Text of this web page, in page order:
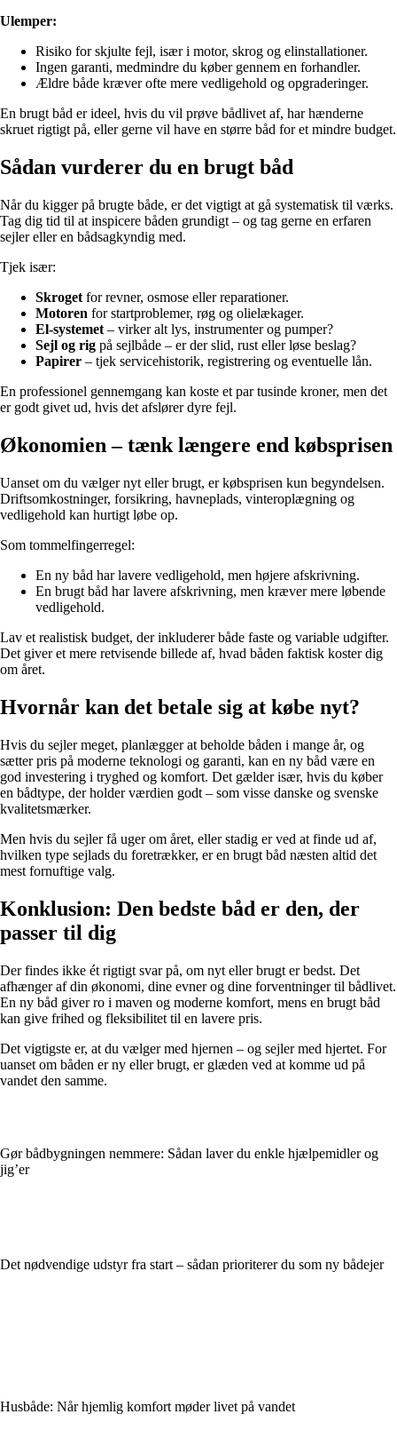
Ulemper:
Risiko for skjulte fejl, især i motor, skrog og elinstallationer.
Ingen garanti, medmindre du køber gennem en forhandler.
Ældre både kræver ofte mere vedligehold og opgraderinger.
En brugt båd er ideel, hvis du vil prøve bådlivet af, har hænderne
skruet rigtigt på, eller gerne vil have en større båd for et mindre budget.
Sådan vurderer du en brugt båd
Når du kigger på brugte både, er det vigtigt at gå systematisk til værks.
Tag dig tid til at inspicere båden grundigt – og tag gerne en erfaren
sejler eller en bådsagkyndig med.
Tjek især:
Skroget for revner, osmose eller reparationer.
Motoren for startproblemer, røg og olielækager.
El-systemet – virker alt lys, instrumenter og pumper?
Sejl og rig på sejlbåde – er der slid, rust eller løse beslag?
Papirer – tjek servicehistorik, registrering og eventuelle lån.
En professionel gennemgang kan koste et par tusinde kroner, men det
er godt givet ud, hvis det afslører dyre fejl.
Økonomien – tænk længere end købsprisen
Uanset om du vælger nyt eller brugt, er købsprisen kun begyndelsen.
Driftsomkostninger, forsikring, havneplads, vinteroplægning og
vedligehold kan hurtigt løbe op.
Som tommelfingerregel:
En ny båd har lavere vedligehold, men højere afskrivning.
En brugt båd har lavere afskrivning, men kræver mere løbende
vedligehold.
Lav et realistisk budget, der inkluderer både faste og variable udgifter.
Det giver et mere retvisende billede af, hvad båden faktisk koster dig
om året.
Hvornår kan det betale sig at købe nyt?
Hvis du sejler meget, planlægger at beholde båden i mange år, og
sætter pris på moderne teknologi og garanti, kan en ny båd være en
god investering i tryghed og komfort. Det gælder især, hvis du køber
en bådtype, der holder værdien godt – som visse danske og svenske
kvalitetsmærker.
Men hvis du sejler få uger om året, eller stadig er ved at finde ud af,
hvilken type sejlads du foretrækker, er en brugt båd næsten altid det
mest fornuftige valg.
Konklusion: Den bedste båd er den, der
passer til dig
Der findes ikke ét rigtigt svar på, om nyt eller brugt er bedst. Det
afhænger af din økonomi, dine evner og dine forventninger til bådlivet.
En ny båd giver ro i maven og moderne komfort, mens en brugt båd
kan give frihed og fleksibilitet til en lavere pris.
Det vigtigste er, at du vælger med hjernen – og sejler med hjertet. For
uanset om båden er ny eller brugt, er glæden ved at komme ud på
vandet den samme.
Gør bådbygningen nemmere: Sådan laver du enkle hjælpemidler og
jig’er
Det nødvendige udstyr fra start – sådan prioriterer du som ny bådejer
Husbåde: Når hjemlig komfort møder livet på vandet